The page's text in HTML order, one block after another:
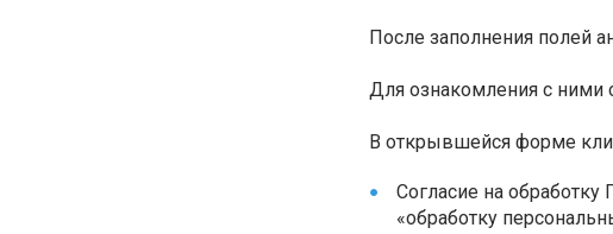
После заполнения полей
Для ознакомления с ними
В открывшейся форме
Согласие на
«обработку